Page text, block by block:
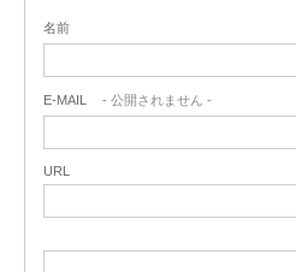
名前
E-MAIL - 公開されません -
URL